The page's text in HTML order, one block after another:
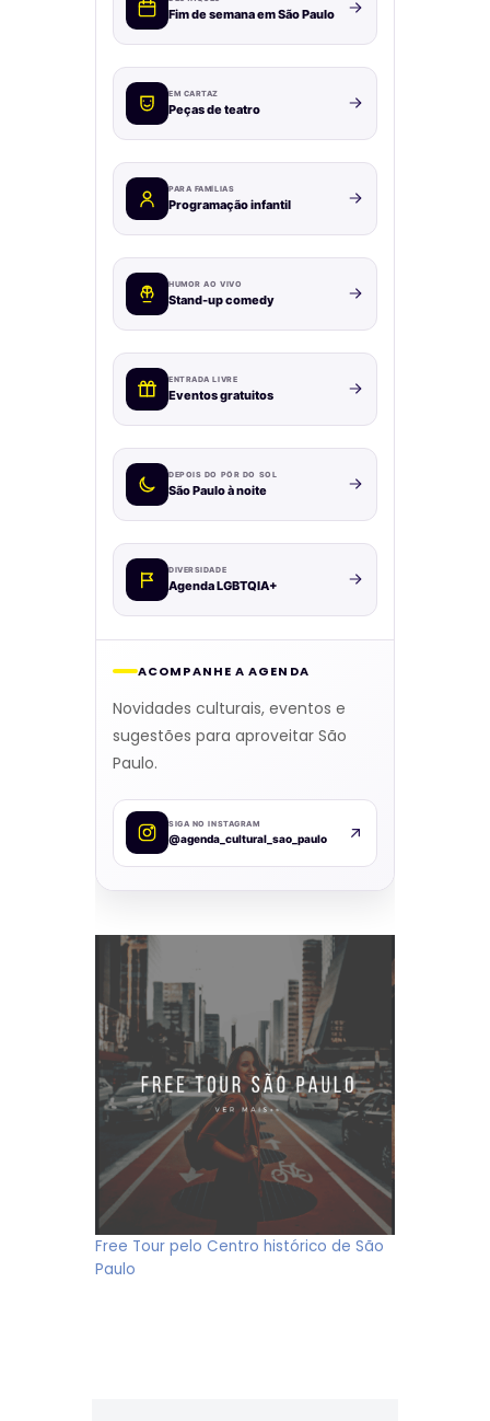
Fim de semana em São Paulo
EM CARTAZ
Peças de teatro
PARA FAMÍLIAS
Programação infantil
HUMOR AO VIVO
Stand-up comedy
ENTRADA LIVRE
Eventos gratuitos
DEPOIS DO PÔR DO SOL
São Paulo à noite
DIVERSIDADE
Agenda LGBTQIA+
ACOMPANHE A AGENDA
Novidades culturais, eventos e
sugestões para aproveitar São
Paulo.
SIGA NO INSTAGRAM
@agenda_cultural_sao_paulo
Free Tour pelo Centro histórico de São
Paulo